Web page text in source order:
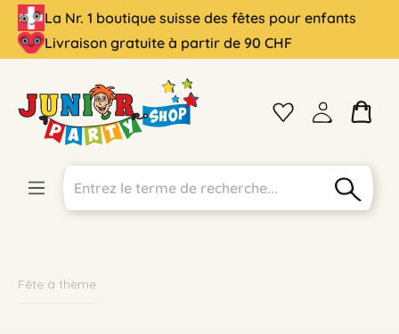
principal
La Nr. 1 boutique suisse des fêtes pour enfants
Livraison gratuite à partir de 90 CHF
Fête à thème